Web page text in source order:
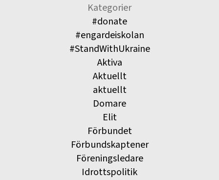
Kategorier
#donate
#engardeiskolan
#StandWithUkraine
Aktiva
Aktuellt
aktuellt
Domare
Elit
Förbundet
Förbundskaptener
Föreningsledare
Idrottspolitik